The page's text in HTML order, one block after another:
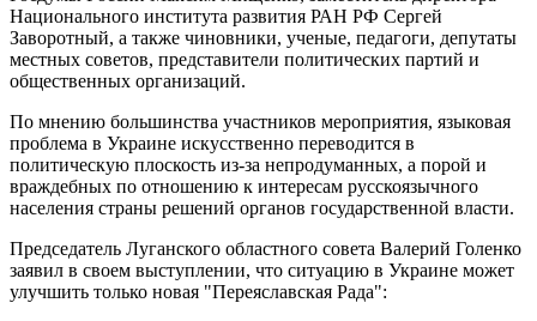
Национального института развития РАН РФ Сергей
Заворотный, а также чиновники, ученые, педагоги, депутаты
местных советов, представители политических партий и
общественных организаций.
По мнению большинства участников мероприятия, языковая
проблема в Украине искусственно переводится в
политическую плоскость из-за непродуманных, а порой и
враждебных по отношению к интересам русскоязычного
населения страны решений органов государственной власти.
Председатель Луганского областного совета Валерий Голенко
заявил в своем выступлении, что ситуацию в Украине может
улучшить только новая "Переяславская Рада":